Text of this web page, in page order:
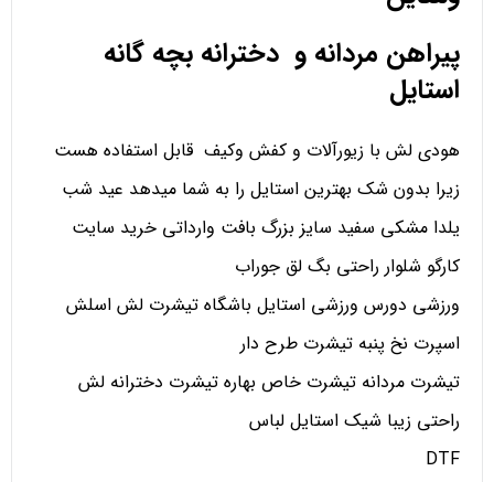
پیراهن مردانه و دخترانه بچه گانه
استایل
هودی لش با زیورآلات و کفش وکیف قابل استفاده هست
زیرا بدون شک بهترین استایل را به شما میدهد عید شب
یلدا مشکی سفید سایز بزرگ بافت وارداتی خرید سایت
کارگو شلوار راحتی بگ لق جوراب
ورزشی دورس ورزشی استایل باشگاه تیشرت لش اسلش
اسپرت نخ پنبه تیشرت طرح دار
تیشرت مردانه تیشرت خاص بهاره تیشرت دخترانه لش
راحتی زیبا شیک استایل لباس
DTF